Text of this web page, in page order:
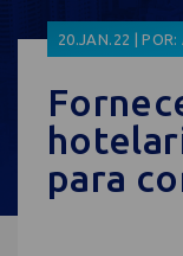
20.JAN.22 | POR:
para